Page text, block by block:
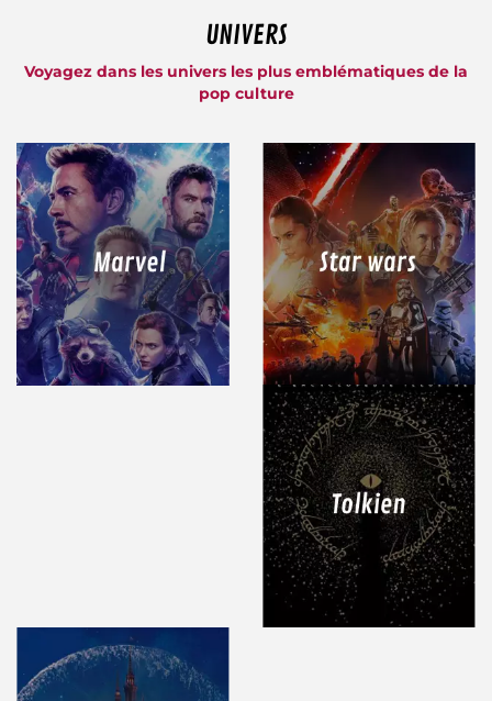
UNIVERS
Voyagez dans les univers les plus emblématiques de la
pop culture